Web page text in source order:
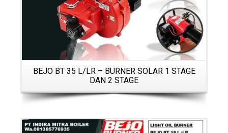
BEJO BT 35 L/LR – BURNER SOLAR 1 STAGE
DAN 2 STAGE
Details